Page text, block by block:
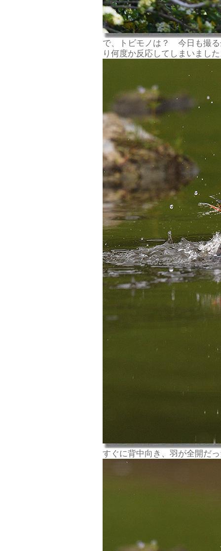
で、トビモノは？ 今日も撮
り何度か反応してしまいまし
すぐに背中向き、羽が全開だ